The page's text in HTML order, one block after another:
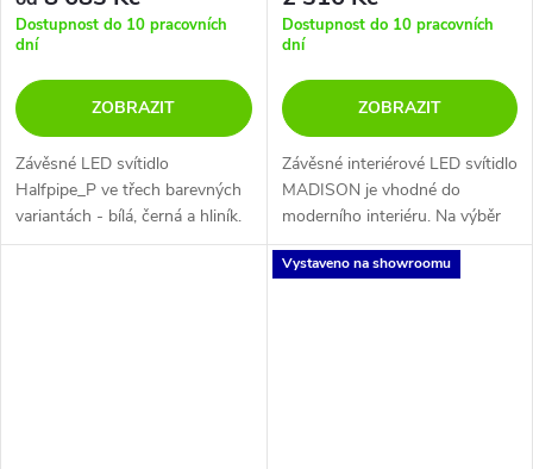
Dostupnost do 10 pracovních
dní
ZOBRAZIT
Závěsné LED svítidlo
Halfpipe_P ve třech barevných
variantách - bílá, černá a hliník.
Dostupnost do 10 pracovních
dní
ZOBRAZIT
Závěsné interiérové LED svítidlo
MADISON je vhodné do
moderního interiéru. Na výběr
ze 3 barev.
Vystaveno na showroomu